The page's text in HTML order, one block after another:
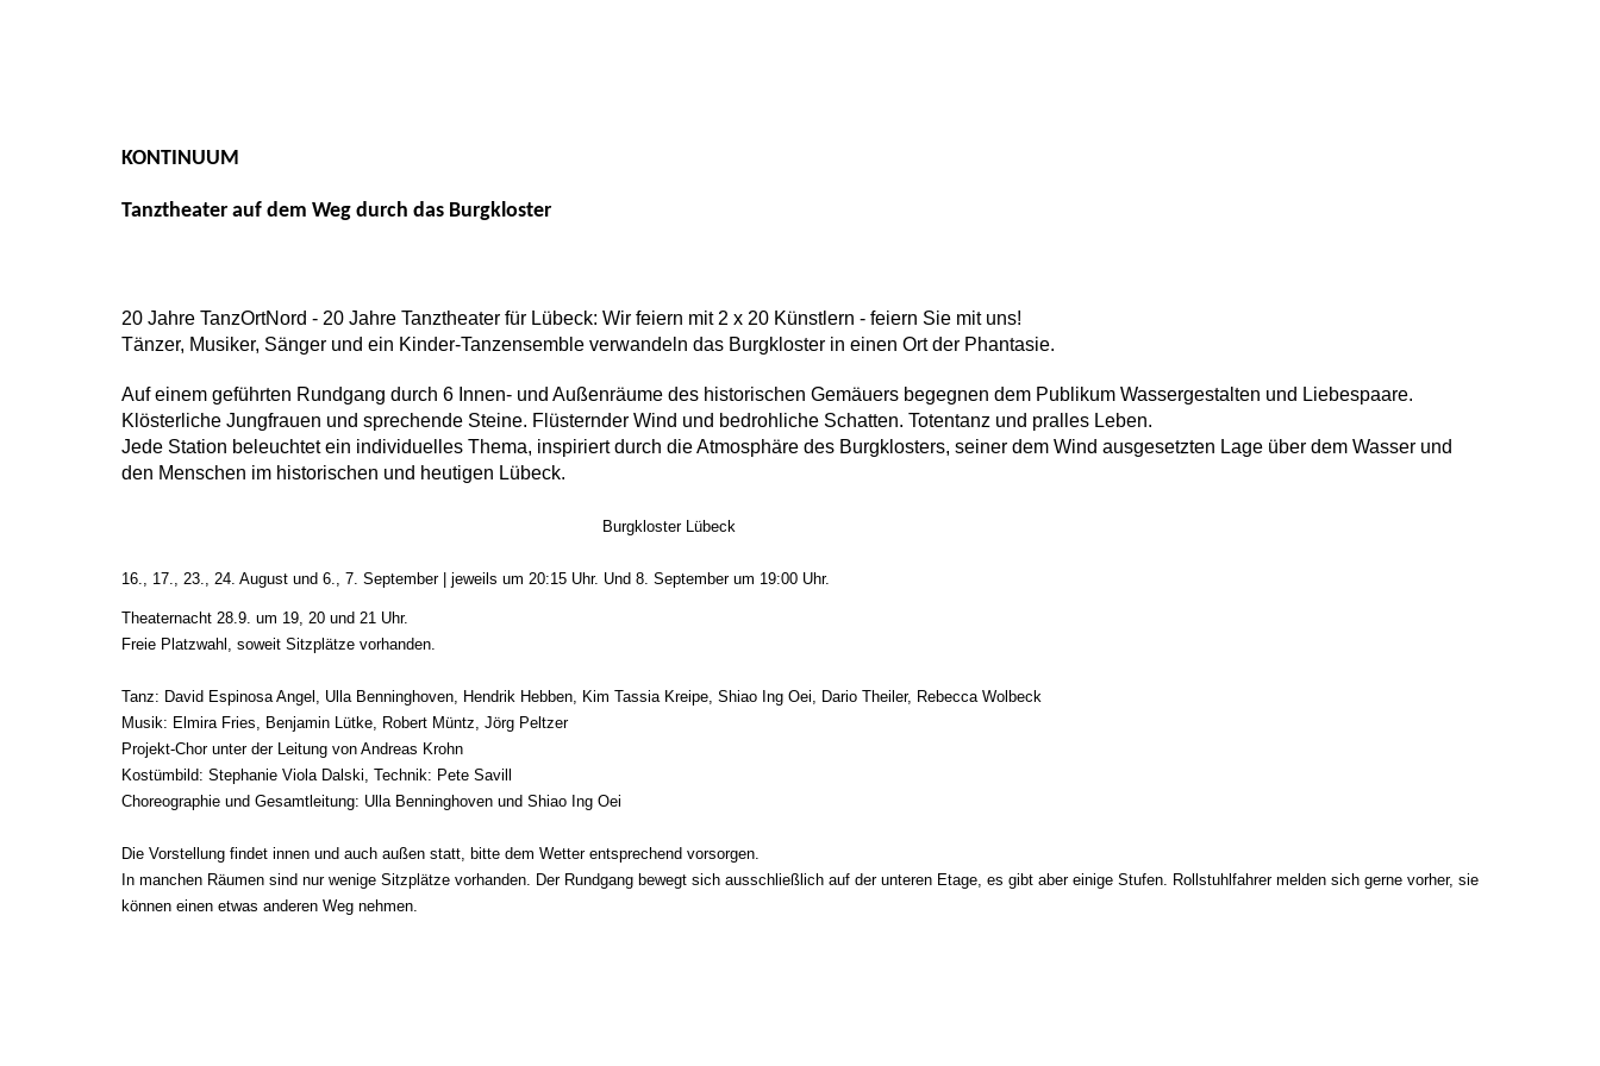
KONTINUUM
Tanztheater auf dem Weg durch das Burgkloster
20 Jahre TanzOrtNord - 20 Jahre Tanztheater für Lübeck: Wir feiern mit 2 x 20 Künstlern - feiern Sie mit uns!
Tänzer, Musiker, Sänger und ein Kinder-Tanzensemble verwandeln das Burgkloster in einen Ort der Phantasie.
Auf einem geführten Rundgang durch 6 Innen- und Außenräume des historischen Gemäuers begegnen dem Publikum Wassergestalten und Liebespaare.
Klösterliche Jungfrauen und sprechende Steine. Flüsternder Wind und bedrohliche Schatten. Totentanz und pralles Leben.
Jede Station beleuchtet ein individuelles Thema, inspiriert durch die Atmosphäre des Burgklosters, seiner dem Wind ausgesetzten Lage über dem Wasser und
den Menschen im historischen und heutigen Lübeck.
Burgkloster Lübeck
16., 17., 23., 24. August und 6., 7. September | jeweils um 20:15 Uhr. Und 8. September um 19:00 Uhr.
Theaternacht 28.9. um 19, 20 und 21 Uhr.
Freie Platzwahl, soweit Sitzplätze vorhanden.
Tanz: David Espinosa Angel, Ulla Benninghoven, Hendrik Hebben, Kim Tassia Kreipe, Shiao Ing Oei, Dario Theiler, Rebecca Wolbeck
Musik: Elmira Fries, Benjamin Lütke, Robert Müntz, Jörg Peltzer
Projekt-Chor unter der Leitung von Andreas Krohn
Kostümbild: Stephanie Viola Dalski, Technik: Pete Savill
Choreographie und Gesamtleitung: Ulla Benninghoven und Shiao Ing Oei
Die Vorstellung findet innen und auch außen statt, bitte dem Wetter entsprechend vorsorgen.
In manchen Räumen sind nur wenige Sitzplätze vorhanden. Der Rundgang bewegt sich ausschließlich auf der unteren Etage, es gibt aber einige Stufen. Rollstuhlfahrer melden sich gerne vorher, sie
können einen etwas anderen Weg nehmen.